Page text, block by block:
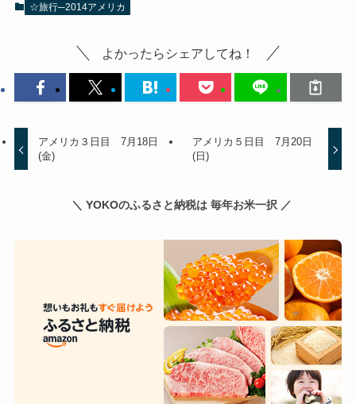
☆旅行─2014アメリカ
よかったらシェアしてね！
アメリカ３日目 7月18日
(金)
アメリカ５日目 7月20日
(日)
＼ YOKOのふるさと納税は 毎年お米一択 ／